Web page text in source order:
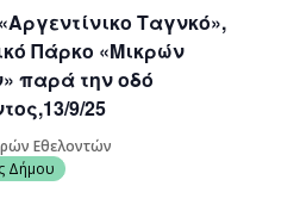
Ταγνκό»,
Πάρκο «Μικρών
παρά την οδό
9/25
Εθελοντών
Δήμου